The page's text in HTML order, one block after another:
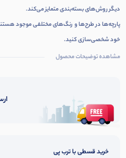
دیگر روش‌های بسته‌بندی متمایز می‌کند.
پارچه‌ها در طرح‌ها و رنگ‌های مختلفی موجود
خود شخصی‌سازی کنید.
مشاهده توضیحات محصول
خرید قسطی با ترب پی